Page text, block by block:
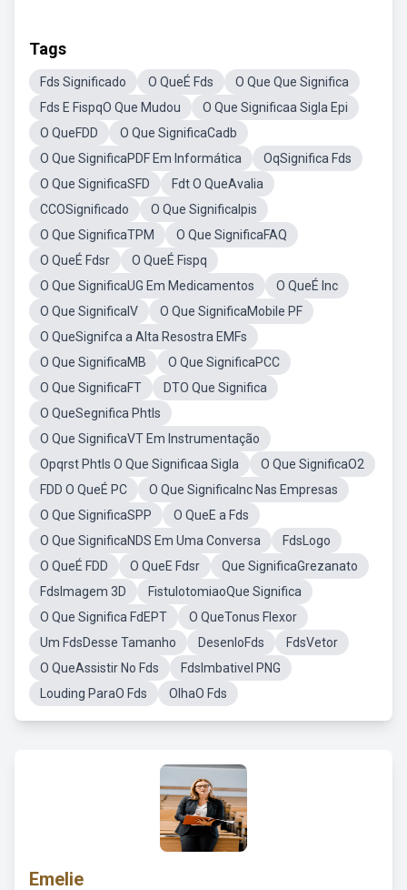
Tags
Fds Significado O QueÉ Fds
O Que Que Significa
Fds E FispqO Que Mudou
O Que Significaa Sigla Epi
O QueFDD
O Que SignificaCadb
O Que SignificaPDF Em Informática
OqSignifica Fds
O Que SignificaSFD
Fdt O QueAvalia
CCOSignificado
O Que SignificaIpis
O Que SignificaTPM
O Que SignificaFAQ
O QueÉ Fdsr
O QueÉ Fispq
O Que SignificaUG Em Medicamentos
O QueÉ Inc
O Que SignificaIV
O Que SignificaMobile PF
O QueSignifca a Alta Resostra EMFs
O Que SignificaMB
O Que SignificaPCC
O Que SignificaFT
DTO Que Significa
O QueSegnifica Phtls
O Que SignificaVT Em Instrumentação
Opqrst Phtls O Que Significaa Sigla
O Que SignificaO2
FDD O QueÉ PC
O Que SignificaInc Nas Empresas
O Que SignificaSPP
O QueE a Fds
O Que SignificaNDS Em Uma Conversa
FdsLogo
O QueÉ FDD
O QueE Fdsr
Que SignificaGrezanato
FdsImagem 3D
FistulotomiaoQue Significa
O Que Significa FdEPT
O QueTonus Flexor
Um FdsDesse Tamanho
DesenloFds
FdsVetor
O QueAssistir No Fds
FdsImbativel PNG
Louding ParaO Fds
OlhaO Fds
Emelie